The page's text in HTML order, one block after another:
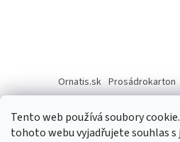
Tento web používá soubory
tohoto webu vyjadřujete souhlas
Ornatis.sk Prosádrokarton